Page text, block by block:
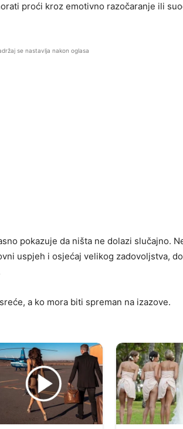
proći kroz emotivno razočaranje ili
se nastavlja nakon oglasa
pokazuje da ništa ne dolazi slučajno.
uspjeh i osjećaj velikog zadovoljstva,
a ko mora biti spreman na izazove.